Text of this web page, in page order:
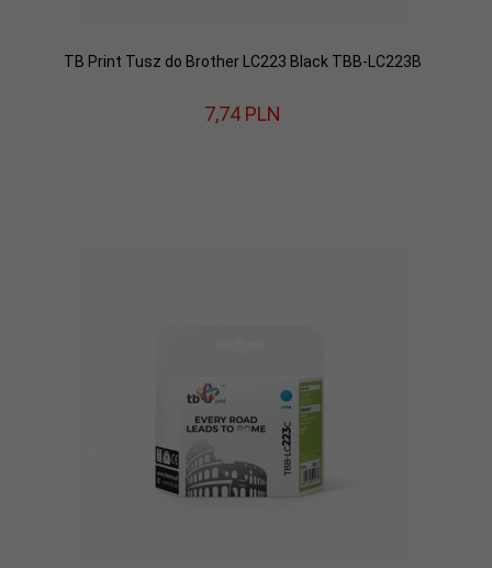
TB Print Tusz do Brother LC223 Black TBB-LC223B
7,74 PLN